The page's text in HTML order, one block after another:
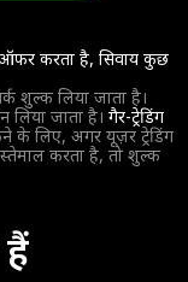
करता है, सिवाय कुछ
शुल्क लिया जाता है।
लिया जाता है। गैर-ट्रेडिंग
के लिए, अगर यूज़र ट्रेडिंग
करता है, तो शुल्क
हैं